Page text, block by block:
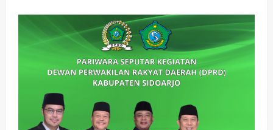
Gelar
Bimtek
Wasit
Juri,
Diikuti
50
Peserta